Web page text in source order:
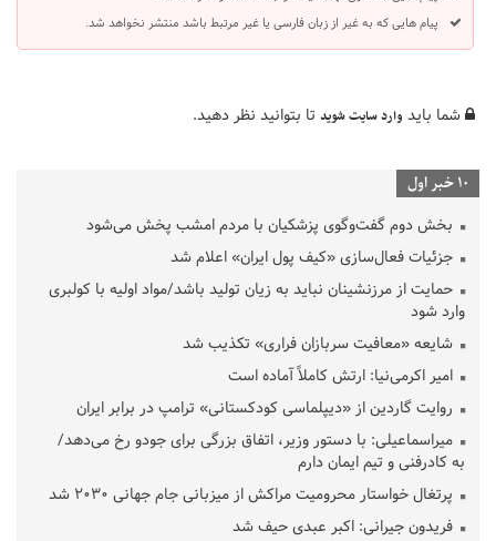
پیام هایی که به غیر از زبان فارسی یا غیر مرتبط باشد منتشر نخواهد شد.
شما باید وارد سایت شوید تا بتوانید نظر دهید.
10 خبر اول
بخش دوم گفت‌وگوی پزشکیان با مردم امشب پخش می‌شود
جزئیات فعال‌سازی «کیف پول ایران» اعلام شد
حمایت از مرزنشینان نباید به زیان تولید باشد/مواد اولیه با کولبری
وارد شود
شایعه «معافیت سربازان فراری» تکذیب شد
امیر اکرمی‌نیا: ارتش کاملاً آماده است
روایت گاردین از «دیپلماسی کودکستانی» ترامپ در برابر ایران
میراسماعیلی: با دستور وزیر، اتفاق بزرگی برای جودو رخ می‌دهد/
به کادرفنی و تیم ایمان دارم
پرتغال خواستار محرومیت مراکش از میزبانی جام جهانی ۲۰۳۰ شد
فریدون جیرانی: اکبر عبدی حیف شد